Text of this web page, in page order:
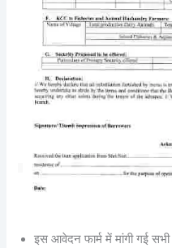
इस आवेदन फार्म में मांगी गई